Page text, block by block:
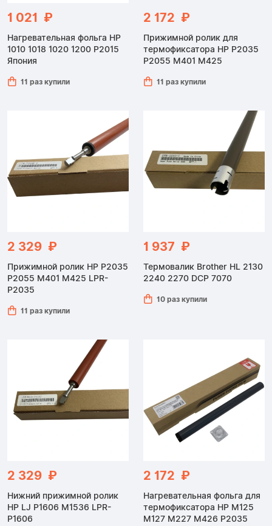
1 021 ₽
Нагревательная фольга HP
1010 1018 1020 1200 P2015
Япония
11 раз купили
2 172 ₽
Прижимной ролик для
термофиксатора HP P2035
P2055 M401 M425
11 раз купили
2 329 ₽
Прижимной ролик HP P2035
P2055 M401 M425 LPR-
P2035
11 раз купили
1 937 ₽
Термовалик Brother HL 2130
2240 2270 DCP 7070
10 раз купили
2 329 ₽
Нижний прижимной ролик
HP LJ P1606 M1536 LPR-
P1606
2 172 ₽
Нагревательная фольга для
термофиксатора HP M125
M127 M227 M426 P2035